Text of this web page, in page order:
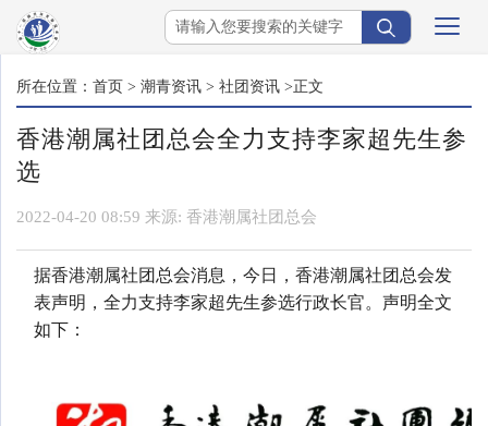
所在位置： 首页 > 潮青资讯 > 社团资讯 >正文
香港潮属社团总会全力支持李家超先生参
选
2022-04-20 08:59 来源: 香港潮属社团总会
据香港潮属社团总会消息，今日，香港潮属社团总会发
表声明，全力支持李家超先生参选行政长官。声明全文
如下：